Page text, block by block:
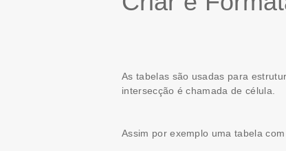
As tabelas são usadas para
intersecção é chamada decélula.
Assim por exemplo uma tabela